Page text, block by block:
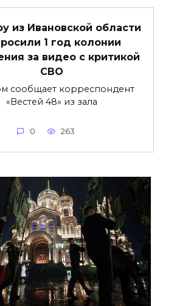
из Ивановской области
1 год колонии
за видео с критикой
СВО
сообщает корреспондент
«Вестей 48» из зала
0 263